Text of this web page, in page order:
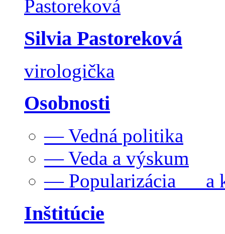
Silvia Pastoreková
virologička
Osobnosti
— Vedná politika
— Veda a výskum
— Popularizácia a
Inštitúcie